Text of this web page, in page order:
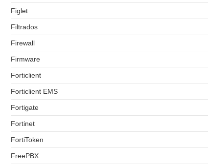
Figlet
Filtrados
Firewall
Firmware
Forticlient
Forticlient EMS
Fortigate
Fortinet
FortiToken
FreePBX